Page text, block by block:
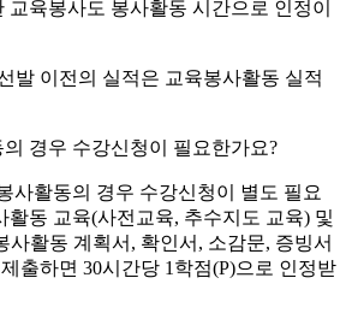
교육봉사도 봉사활동 시간으로 인정이
발 이전의 실적은 교육봉사활동 실적
경우 수강신청이 필요한가요?
사활동의 경우 수강신청이 별도 필요
활동 교육(사전교육, 추수지도 교육) 및
사활동 계획서, 확인서, 소감문, 증빙서
출하면 30시간당 1학점(P)으로 인정받